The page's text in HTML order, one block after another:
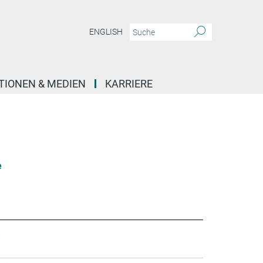
ENGLISH
& MEDIEN KARRIERE